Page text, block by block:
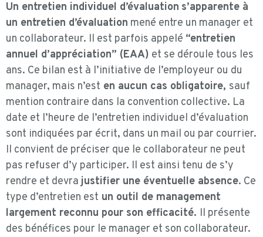
Un entretien individuel d’évaluation s’apparente à
un entretien d’évaluation mené entre un manager et
un collaborateur. Il est parfois appelé “entretien
annuel d’appréciation” (EAA) et se déroule tous les
ans. Ce bilan est à l’initiative de l’employeur ou du
manager, mais n’est en aucun cas obligatoire, sauf
mention contraire dans la convention collective. La
date et l’heure de l’entretien individuel d’évaluation
sont indiquées par écrit, dans un mail ou par courrier.
Il convient de préciser que le collaborateur ne peut
pas refuser d’y participer. Il est ainsi tenu de s’y
rendre et devrajustifier une éventuelle absence. Ce
type d’entretien est un outil de management
largement reconnu pour son efficacité. Il présente
des bénéfices pour le manager et son collaborateur.